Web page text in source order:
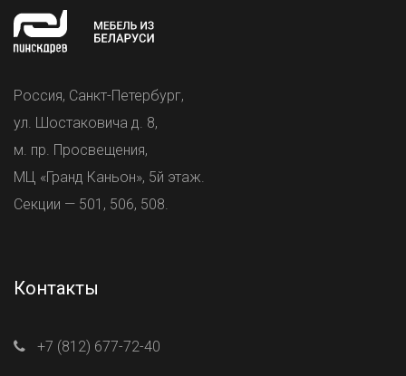
Россия, Санкт-Петербург,
ул. Шостаковича д. 8,
м. пр. Просвещения,
МЦ «Гранд Каньон», 5й этаж.
Секции — 501, 506, 508.
Контакты
+7 (812) 677-72-40